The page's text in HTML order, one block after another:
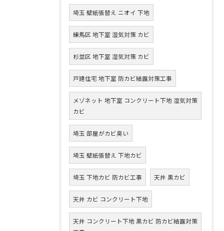
埼玉 壁紙張替え ニオイ 下地
練馬区 地下室 湿気対策 カビ
杉並区 地下室 湿気対策 カビ
戸建住宅 地下室 防カビ結露対策工事
メゾネット 地下室 コンクリート下地 湿気対策
カビ
埼玉 部屋がカビ臭い
埼玉 壁紙張替え 下地カビ
埼玉 下地カビ 防カビ工事 天井 黒カビ
天井 カビ コンクリート下地
天井 コンクリート下地 黒カビ 防カビ結露対策